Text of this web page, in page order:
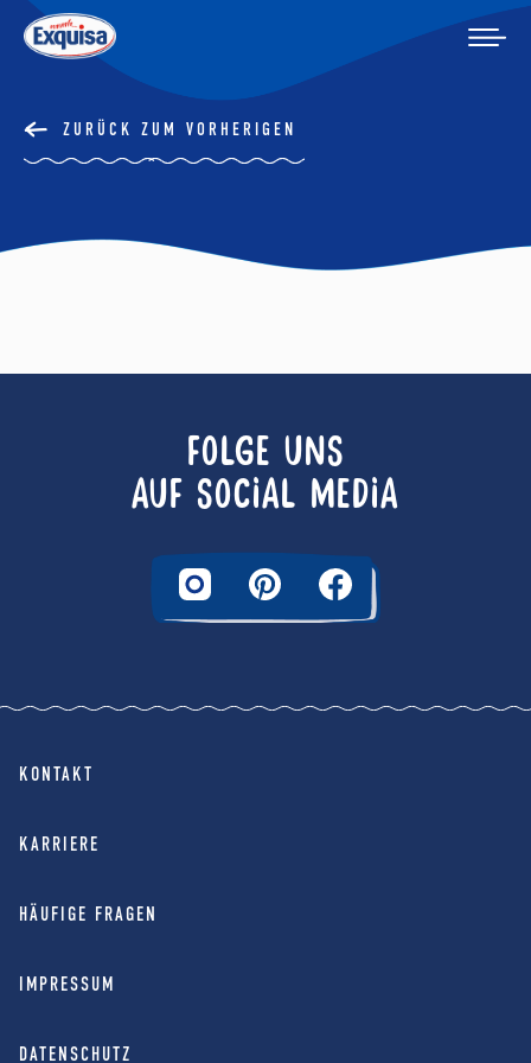
ZURÜCK ZUM VORHERIGEN
FOLGE UNS
AUF SOCIAL MEDIA
KONTAKT
KARRIERE
HÄUFIGE FRAGEN
IMPRESSUM
DATENSCHUTZ